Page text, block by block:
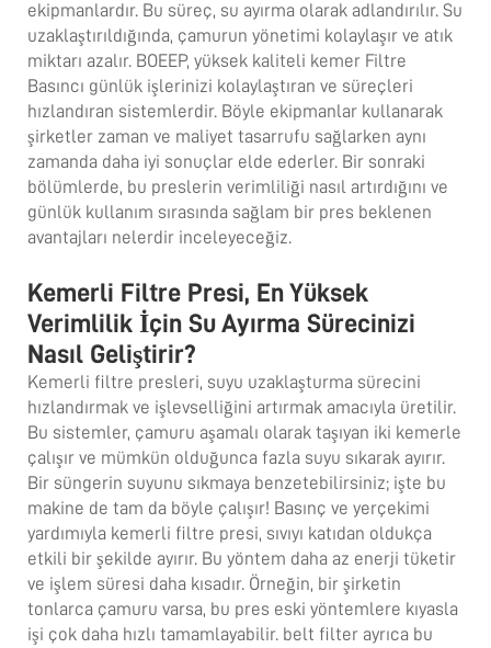
ekipmanlardır. Bu süreç, su ayırma olarak adlandırılır. Su
uzaklaştırıldığında, çamurun yönetimi kolaylaşır ve atık
miktarı azalır. BOEEP, yüksek kaliteli kemer Filtre
Basıncı günlük işlerinizi kolaylaştıran ve süreçleri
hızlandıran sistemlerdir. Böyle ekipmanlar kullanarak
şirketler zaman ve maliyet tasarrufu sağlarken aynı
zamanda daha iyi sonuçlar elde ederler. Bir sonraki
bölümlerde, bu preslerin verimliliği nasıl artırdığını ve
günlük kullanım sırasında sağlam bir pres beklenen
avantajları nelerdir inceleyeceğiz.
Kemerli Filtre Presi, En Yüksek
Verimlilik İçin Su Ayırma Sürecinizi
Nasıl Geliştirir?
Kemerli filtre presleri, suyu uzaklaşturma sürecini
hızlandırmak ve işlevselliğini artırmak amacıyla üretilir.
Bu sistemler, çamuru aşamalı olarak taşıyan iki kemerle
çalışır ve mümkün olduğunca fazla suyu sıkarak ayırır.
Bir süngerin suyunu sıkmaya benzetebilirsiniz; işte bu
makine de tam da böyle çalışır! Basınç ve yerçekimi
yardımıyla kemerli filtre presi, sıvıyı katıdan oldukça
etkili bir şekilde ayırır. Bu yöntem daha az enerji tüketir
ve işlem süresi daha kısadır. Örneğin, bir şirketin
tonlarca çamuru varsa, bu pres eski yöntemlere kıyasla
işi çok daha hızlı tamamlayabilir. belt filter ayrıca bu